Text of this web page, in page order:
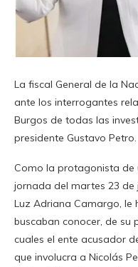
La fiscal General de la
ante los interrogantes
Burgos de todas las
presidente Gustavo Petro.
Como la protagonista de
jornada del martes 23 de
Luz Adriana Camargo, le
buscaban conocer, de su
cuales el ente acusador
que involucra a Nicolás